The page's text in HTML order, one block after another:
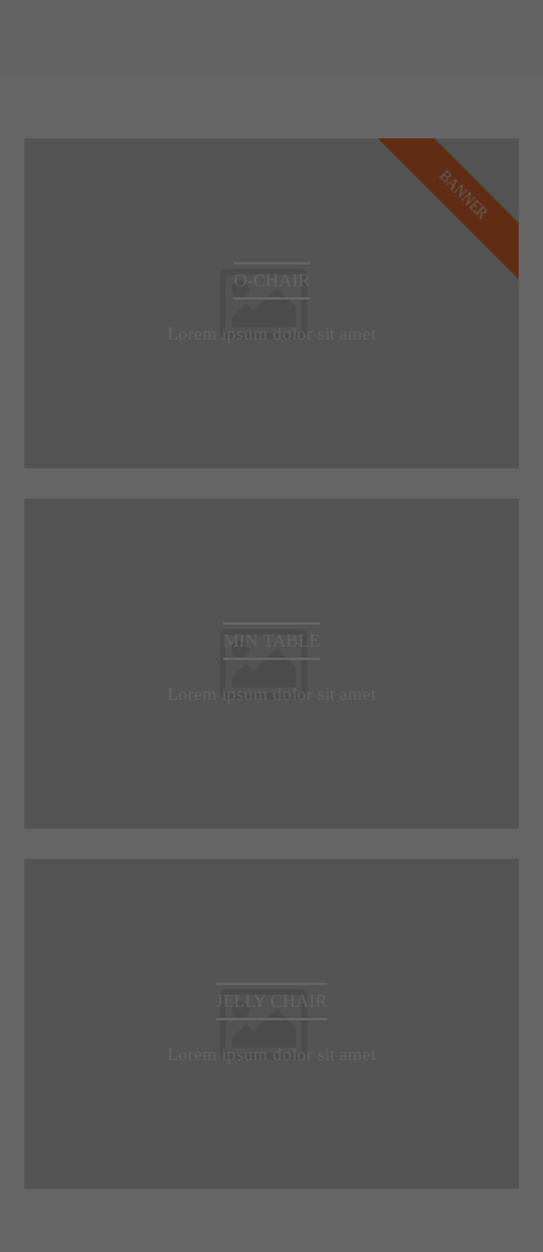
BANNER
O-CHAIR
Lorem ipsum dolor sit amet
MIN TABLE
Lorem ipsum dolor sit amet
JELLY CHAIR
Lorem ipsum dolor sit amet